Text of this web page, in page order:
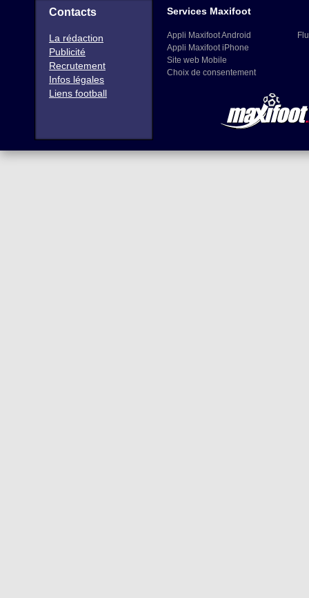
Contacts
La rédaction
Publicité
Recrutement
Infos légales
Liens football
Services Maxifoot
Appli Maxifoot Android
Appli Maxifoot iPhone
Site web Mobile
Choix de consentement